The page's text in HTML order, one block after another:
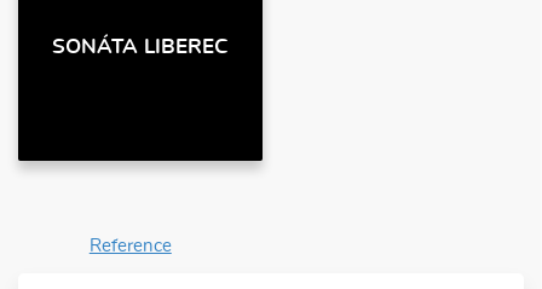
SONÁTA LIBEREC
Reference